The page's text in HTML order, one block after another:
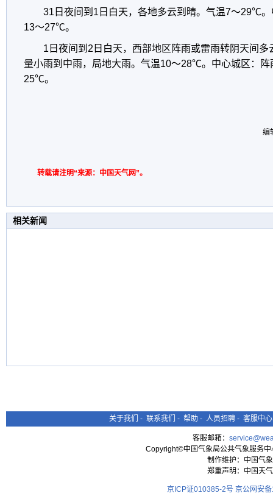
31日夜间到1日白天，各地多云到晴。气温7～29℃
13～27℃。
1日夜间到2日白天，西部地区阵雨或雷雨转阴天间
量小雨到中雨，局地大雨。气温10～28℃。中心城区：
25℃。
编
转载请注明“来源：中国天气网”。
相关新闻
关于我们 - 联系我们 - 帮助 - 人员招聘 - 客服中心
客服邮箱：
Copyright©中国气象局公共气象服务
制作维护：中国气
郑重声明：中国天
京ICP证010385-2号 京公网安